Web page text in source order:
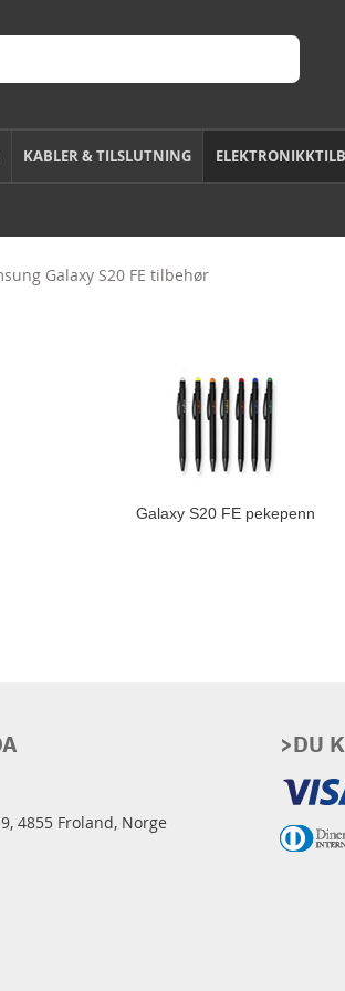
KABLER & TILSLUTNING
Galaxy S20 FE tilbehør
Galaxy S20 FE pekepenn
>DU
4855 Froland, Norge